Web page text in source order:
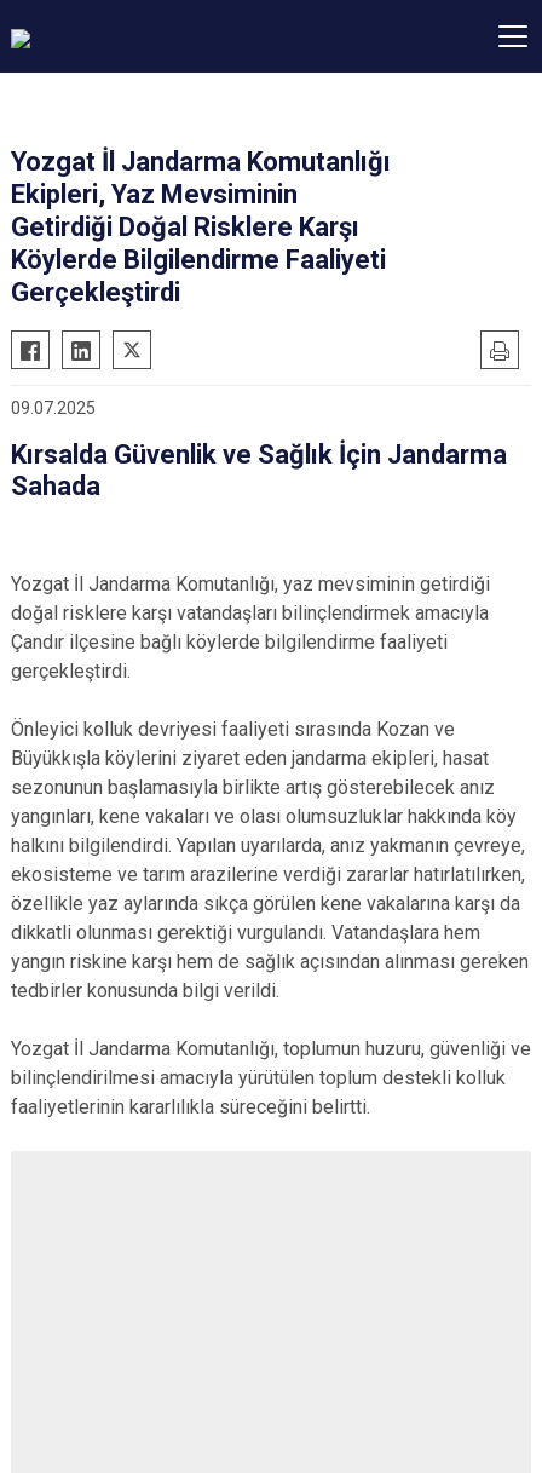
Yozgat İl Jandarma Komutanlığı
Ekipleri, Yaz Mevsiminin
Getirdiği Doğal Risklere Karşı
Köylerde Bilgilendirme Faaliyeti
Gerçekleştirdi
09.07.2025
Kırsalda Güvenlik ve Sağlık İçin Jandarma
Sahada
Yozgat İl Jandarma Komutanlığı, yaz mevsiminin getirdiği
doğal risklere karşı vatandaşları bilinçlendirmek amacıyla
Çandır ilçesine bağlı köylerde bilgilendirme faaliyeti
gerçekleştirdi.
Önleyici kolluk devriyesi faaliyeti sırasında Kozan ve
Büyükkışla köylerini ziyaret eden jandarma ekipleri, hasat
sezonunun başlamasıyla birlikte artış gösterebilecek anız
yangınları, kene vakaları ve olası olumsuzluklar hakkında köy
halkını bilgilendirdi. Yapılan uyarılarda, anız yakmanın çevreye,
ekosisteme ve tarım arazilerine verdiği zararlar hatırlatılırken,
özellikle yaz aylarında sıkça görülen kene vakalarına karşı da
dikkatli olunması gerektiği vurgulandı. Vatandaşlara hem
yangın riskine karşı hem de sağlık açısından alınması gereken
tedbirler konusunda bilgi verildi.
Yozgat İl Jandarma Komutanlığı, toplumun huzuru, güvenliği ve
bilinçlendirilmesi amacıyla yürütülen toplum destekli kolluk
faaliyetlerinin kararlılıkla süreceğini belirtti.